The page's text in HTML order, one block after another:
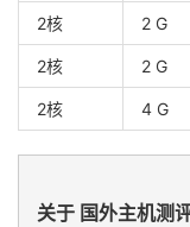
2核 2 G
2核 2 G
2核 4 G
关于 国外主机测